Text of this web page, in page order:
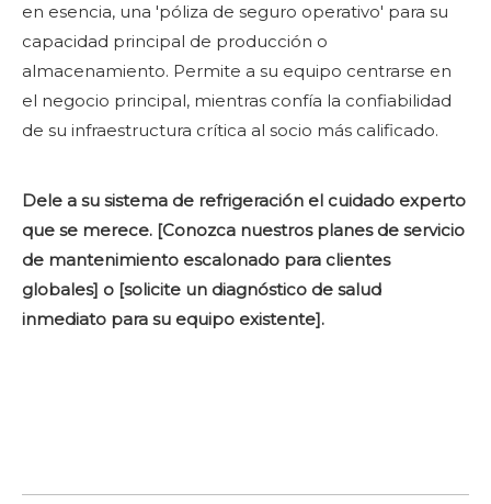
en esencia, una 'póliza de seguro operativo' para su
capacidad principal de producción o
almacenamiento. Permite a su equipo centrarse en
el negocio principal, mientras confía la confiabilidad
de su infraestructura crítica al socio más calificado.
Dele a su sistema de refrigeración el cuidado experto
que se merece. [Conozca nuestros planes de servicio
de mantenimiento escalonado para clientes
globales] o [solicite un diagnóstico de salud
inmediato para su equipo existente].